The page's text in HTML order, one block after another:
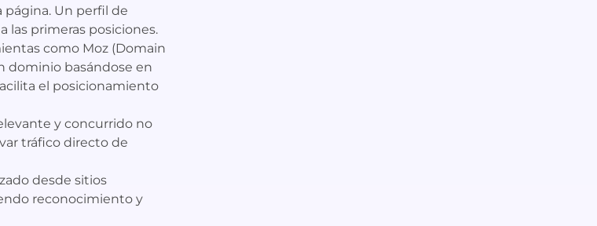
página. Un perfil de
las primeras posiciones.
como Moz (Domain
dominio basándose en
el posicionamiento
y concurrido no
tráfico directo de
desde sitios
reconocimiento y